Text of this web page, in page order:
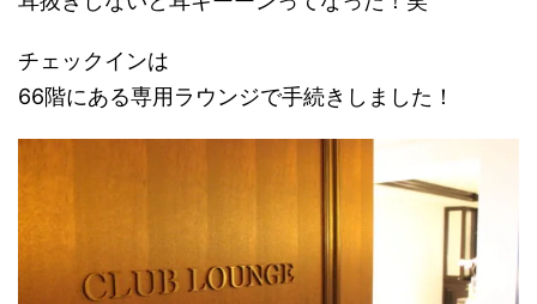
チェックインは
66階にある専用ラウンジで手続きしました！